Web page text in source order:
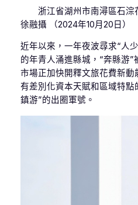
浙江省湖州市南潯區石淙
徐融攝 （2024年10月20日）
近年以來，一年夜波尋求“人
的年青人涌進縣城，“奔縣游
市場正加快開釋文旅花費新動
有差別化資本天賦和區域特點
鎮游”的出圈軍號。